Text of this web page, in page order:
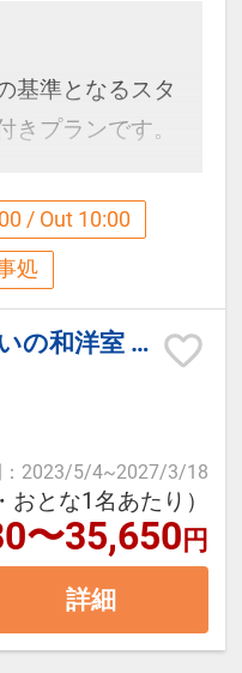
呂『雲』『星』
（60分/1
込）
事前予約不
┏┏┏
3分）
館（車約20分）
サン（車約25
自慢のダイニン
用意しておりま
（最終入場
て】
ル・コーシャ
基準となるスタ
きプランです。
を楽しむ和食会
温泉の名湯を満
ご夫婦・カップ
など幅広いお客
プランです。
た静かな環境の
ではのゆったり
過ごしくださ
/ Out 10:00
処
温泉半露天風呂付 川沿いの和洋室 バリアフリータイプ（檜風呂/トイレ付/禁煙）
： 2023/5/4~2027/3/18
とな1名あたり）
〜35,650円
詳細